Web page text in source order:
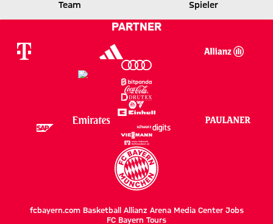
TSG
Zwischenergebnis:
1 zu 1 nach Erste Halbzeit
FCB
Team Spieler
PARTNER
fcbayern.com Basketball Allianz Arena Media Center Jobs
FC Bayern Tours